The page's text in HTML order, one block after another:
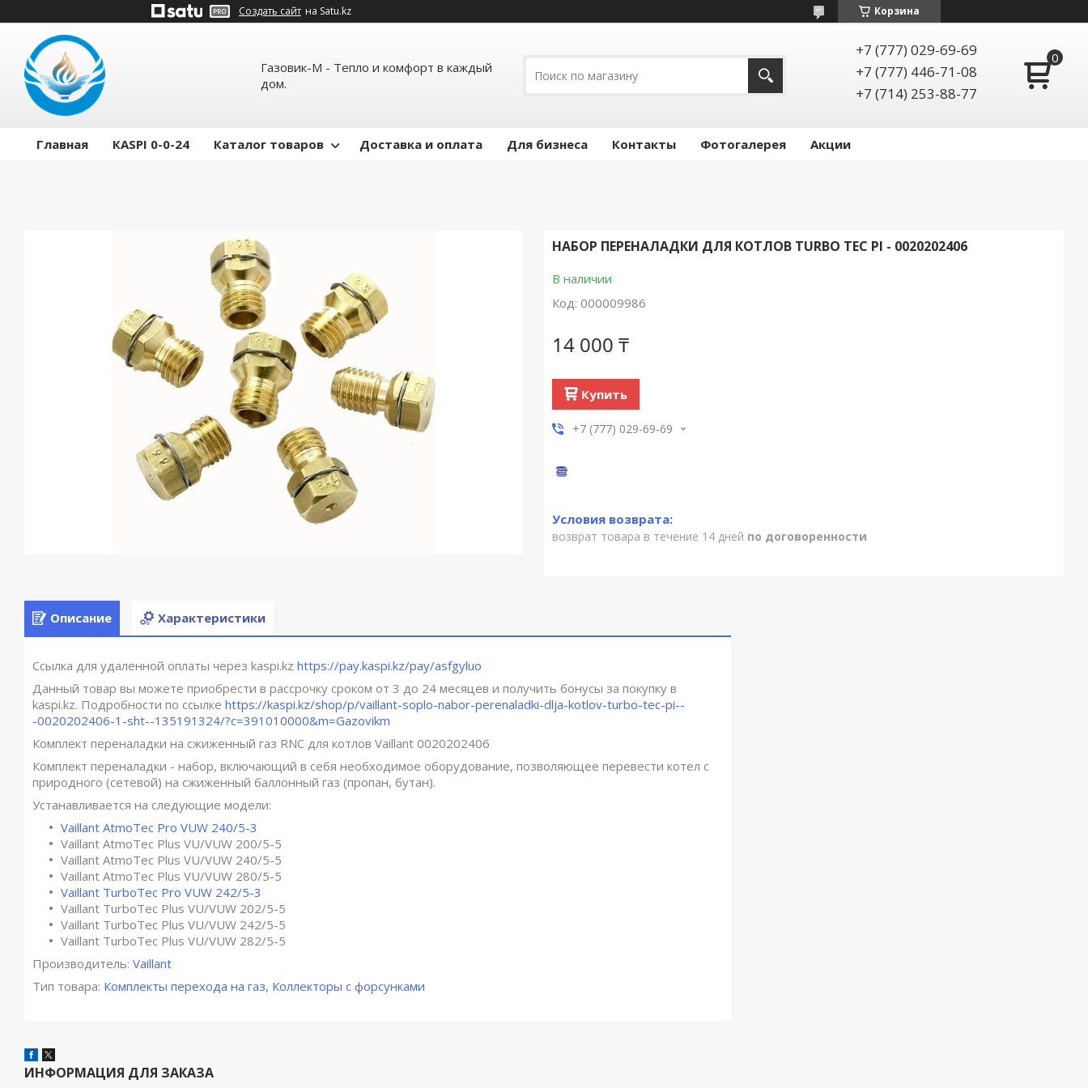
Создать сайт на Satu.kz Корзина
Газовик-М - Тепло и комфорт в каждый
дом.
+7 (777) 029-69-69
+7 (777) 446-71-08
+7 (714) 253-88-77
Главная КASPI 0-0-24 Каталог товаров Доставка и оплата Для бизнеса Контакты Фотогалерея Акции
НАБОР ПЕРЕНАЛАДКИ ДЛЯ КОТЛОВ TURBO TEC PI - 0020202406
В наличии
Код: 000009986
14 000 ₸
Купить
+7 (777) 029-69-69
возврат товара в течение 14 дней по договоренности
Описание Характеристики
Ссылка для удаленной оплаты через kaspi.kz https://pay.kaspi.kz/pay/asfgyluo
Данный товар вы можете приобрести в рассрочку сроком от 3 до 24 месяцев и получить бонусы за покупку в
kaspi.kz. Подробности по ссылке https://kaspi.kz/shop/p/vaillant-soplo-nabor-perenaladki-dlja-kotlov-turbo-tec-pi--
-0020202406-1-sht--135191324/?c=391010000&m=Gazovikm
Комплект переналадки на сжиженный газ RNC для котлов Vaillant 0020202406
Комплект переналадки - набор, включающий в себя необходимое оборудование, позволяющее перевести котел с
природного (сетевой) на сжиженный баллонный газ (пропан, бутан).
Устанавливается на следующие модели:
Vaillant AtmoTec Pro VUW 240/5-3
Vaillant AtmoTec Plus VU/VUW 200/5-5
Vaillant AtmoTec Plus VU/VUW 240/5-5
Vaillant AtmoTec Plus VU/VUW 280/5-5
Vaillant TurboTec Pro VUW 242/5-3
Vaillant TurboTec Plus VU/VUW 202/5-5
Vaillant TurboTec Plus VU/VUW 242/5-5
Vaillant TurboTec Plus VU/VUW 282/5-5
Производитель: Vaillant
Тип товара: Комплекты перехода на газ, Коллекторы с форсунками
ИНФОРМАЦИЯ ДЛЯ ЗАКАЗА